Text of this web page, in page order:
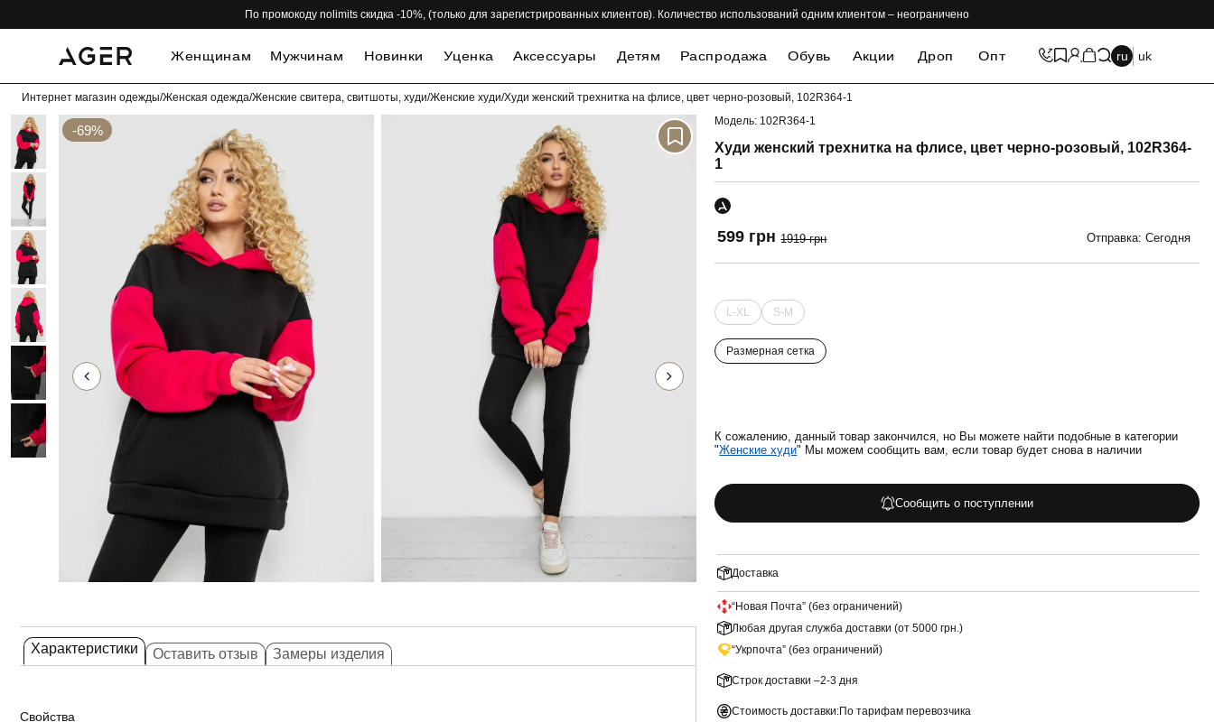
По промокоду nolimits скидка -10%, (только для зарегистрированных клиентов). Количество использований одним клиентом – неограничено
Женщинам Мужчинам Новинки Уценка Аксессуары Детям Распродажа Обувь Акции Дроп Опт ru uk
Интернет магазин одежды/Женская одежда/Женские свитера, свитшоты, худи/Женские худи/Худи женский трехнитка на флисе, цвет черно-розовый, 102R364-1
-69% -69%
Характеристики Оставить отзыв Замеры изделия
Свойства
Модель: 102R364-1
Худи женский трехнитка на флисе, цвет черно-розовый, 102R364-
1
599 грн 1919 грн Отправка: Сегодня
L-XL S-M
Размерная сетка
К сожалению, данный товар закончился, но Вы можете найти подобные в категории
"Женские худи" Мы можем сообщить вам, если товар будет снова в наличии
Сообщить о поступлении
Доставка
“Новая Почта” (без ограничений)
Любая другая служба доставки (от 5000 грн.)
“Укрпочта” (без ограничений)
Строк доставки –2-3 дня
Стоимость доставки:По тарифам перевозчика